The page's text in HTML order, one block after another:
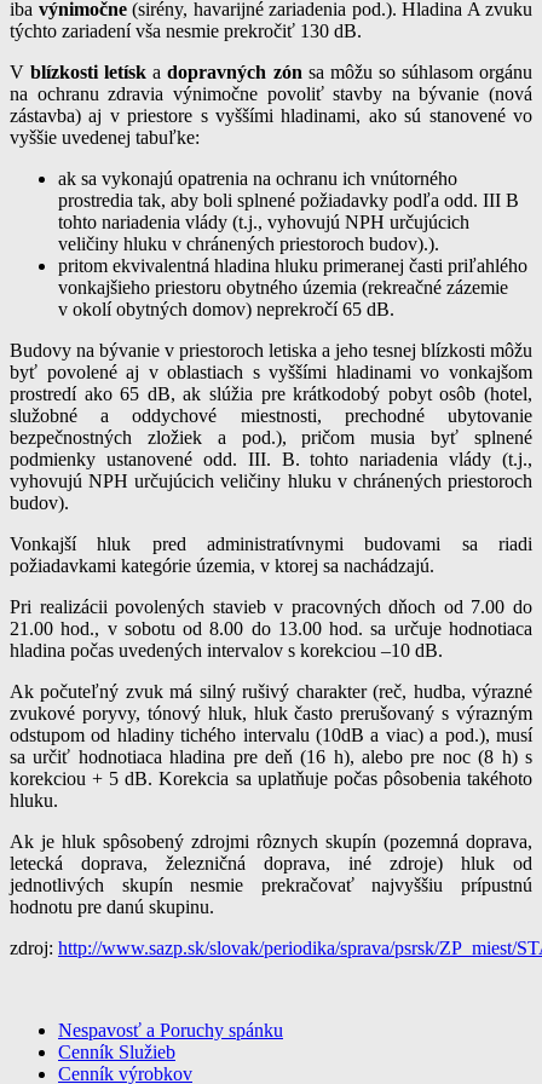
iba výnimočne(sirény, havarijné zariadenia pod.). Hladina A zvuku
týchto zariadení vša nesmie prekročiť 130 dB.
Vblízkosti letíska dopravných zón sa môžu so súhlasom orgánu
na ochranu zdravia výnimočne povoliť stavby na bývanie (nová
zástavba) aj v priestore s vyššími hladinami, ako sú stanovené vo
vyššie uvedenej tabuľke:
ak sa vykonajú opatrenia na ochranu ich vnútorného
prostredia tak, aby boli splnené požiadavky podľa odd. III B
tohto nariadenia vlády (t.j., vyhovujú NPH určujúcich
veličiny hluku v chránených priestoroch budov).).
pritom ekvivalentná hladina hluku primeranej časti priľahlého
vonkajšieho priestoru obytného územia (rekreačné zázemie
v okolí obytných domov) neprekročí 65 dB.
Budovy na bývanie v priestoroch letiska a jeho tesnej blízkosti môžu
byť povolené aj v oblastiach s vyššími hladinami vo vonkajšom
prostredí ako 65 dB, ak slúžia pre krátkodobý pobyt osôb (hotel,
služobné a oddychové miestnosti, prechodné ubytovanie
bezpečnostných zložiek a pod.), pričom musia byť splnené
podmienky ustanovené odd. III. B. tohto nariadenia vlády (t.j.,
vyhovujú NPH určujúcich veličiny hluku v chránených priestoroch
budov).
Vonkajší hluk pred administratívnymi budovami sa riadi
požiadavkami kategórie územia, v ktorej sa nachádzajú.
Pri realizácii povolených stavieb v pracovných dňoch od 7.00 do
21.00 hod., v sobotu od 8.00 do 13.00 hod. sa určuje hodnotiaca
hladina počas uvedených intervalov s korekciou –10 dB.
Ak počuteľný zvuk má silný rušivý charakter (reč, hudba, výrazné
zvukové poryvy, tónový hluk, hluk často prerušovaný s výrazným
odstupom od hladiny tichého intervalu (10dB a viac) a pod.), musí
sa určiť hodnotiaca hladina pre deň (16 h), alebo pre noc (8 h) s
korekciou + 5 dB. Korekcia sa uplatňuje počas pôsobenia takéhoto
hluku.
Ak je hluk spôsobený zdrojmi rôznych skupín (pozemná doprava,
letecká doprava, železničná doprava, iné zdroje) hluk od
jednotlivých skupín nesmie prekračovať najvyššiu prípustnú
hodnotu pre danú skupinu.
zdroj: http://www.sazp.sk/slovak/periodika/sprava/psrsk/ZP_miest/
Geopatogénne Zóny meranie a odrušenie
Nespavosť a Poruchy spánku
Cenník Služieb
Cenník výrobkov